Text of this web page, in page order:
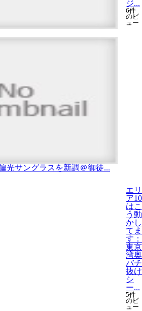
ジ...
6件
のビ
ュー
光サングラスを新調＠御徒...
エリ
ア10
はこ
う動
かし
てま
す：
東京
湾奥
バチ
抜け
シ
ー...
5件
のビ
ュー